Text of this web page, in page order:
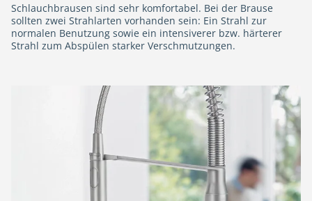
Schlauchbrausen sind sehr komfortabel. Bei der Brause
sollten zwei Strahlarten vorhanden sein: Ein Strahl zur
normalen Benutzung sowie ein intensiverer bzw. härterer
Strahl zum Abspülen starker Verschmutzungen.